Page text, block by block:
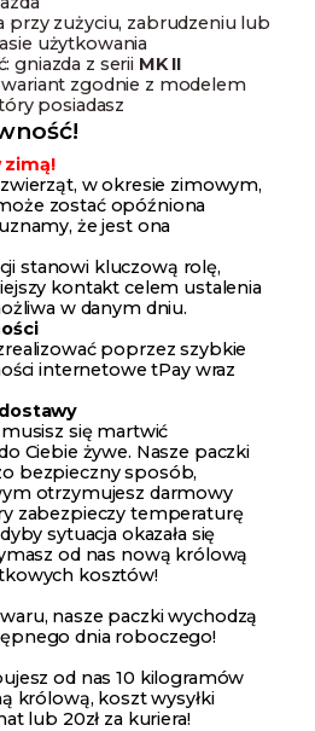
przy zużyciu, zabrudzeniu lub
użytkowania
gniazda z serii MK II
zgodnie z modelem
posiadasz
zimą!
w okresie zimowym,
zostać opóźniona
że jest ona
stanowi kluczową rolę,
kontakt celem ustalenia
w danym dniu.
poprzez szybkie
internetowe tPay wraz
się martwić
Ciebie żywe. Nasze paczki
bezpieczny sposób,
otrzymujesz darmowy
zabezpieczy temperaturę
sytuacja okazała się
od nas nową królową
kosztów!
nasze paczki wychodzą
dnia roboczego!
od nas 10 kilogramów
królową, koszt wysyłki
lub 20zł za kuriera!